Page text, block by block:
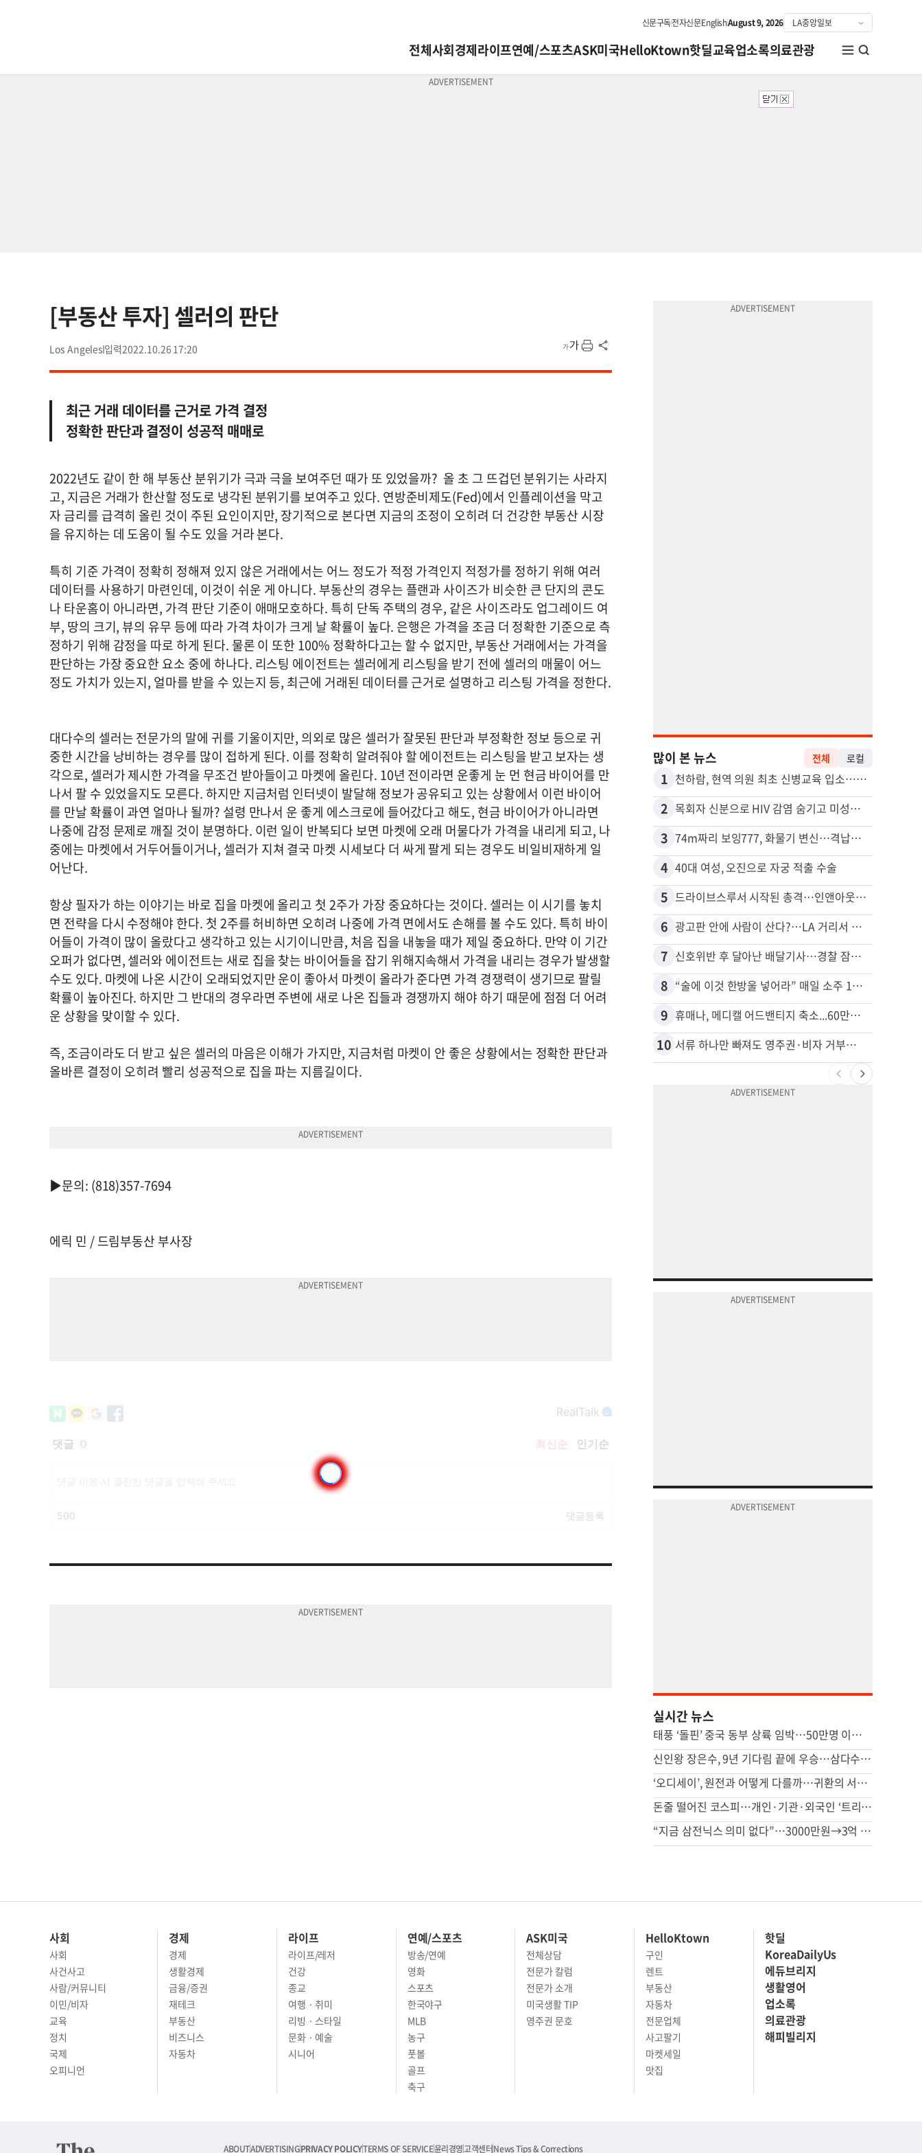
신문구독전자신문EnglishAugust 9, 2026
전체사회경제라이프연예/스포츠ASK미국HelloKtown핫딜교육업소록의료관광
[부동산 투자] 셀러의 판단
Los Angeles 2022.10.26 17:20
최근 거래 데이터를 근거로 가격 결정
정확한 판단과 결정이 성공적 매매로
2022년도 같이 한 해 부동산 분위기가 극과 극을 보여주던 때가 또 있었을까? 올 초 그 뜨겁던 분위기는 사라지
고, 지금은 거래가 한산할 정도로 냉각된 분위기를 보여주고 있다. 연방준비제도(Fed)에서 인플레이션을 막고
자 금리를 급격히 올린 것이 주된 요인이지만, 장기적으로 본다면 지금의 조정이 오히려 더 건강한 부동산 시장
을 유지하는 데 도움이 될 수도 있을 거라 본다.
특히 기준 가격이 정확히 정해져 있지 않은 거래에서는 어느 정도가 적정 가격인지 적정가를 정하기 위해 여러
데이터를 사용하기 마련인데, 이것이 쉬운 게 아니다. 부동산의 경우는 플랜과 사이즈가 비슷한 큰 단지의 콘도
나 타운홈이 아니라면, 가격 판단 기준이 애매모호하다. 특히 단독 주택의 경우, 같은 사이즈라도 업그레이드 여
부, 땅의 크기, 뷰의 유무 등에 따라 가격 차이가 크게 날 확률이 높다. 은행은 가격을 조금 더 정확한 기준으로 측
정하기 위해 감정을 따로 하게 된다. 물론 이 또한 100% 정확하다고는 할 수 없지만, 부동산 거래에서는 가격을
판단하는 가장 중요한 요소 중에 하나다. 리스팅 에이전트는 셀러에게 리스팅을 받기 전에 셀러의 매물이 어느
정도 가치가 있는지, 얼마를 받을 수 있는지 등, 최근에 거래된 데이터를 근거로 설명하고 리스팅 가격을 정한다.
대다수의 셀러는 전문가의 말에 귀를 기울이지만, 의외로 많은 셀러가 잘못된 판단과 부정확한 정보 등으로 귀
중한 시간을 낭비하는 경우를 많이 접하게 된다. 이를 정확히 알려줘야 할 에이전트는 리스팅을 받고 보자는 생
각으로, 셀러가 제시한 가격을 무조건 받아들이고 마켓에 올린다. 10년 전이라면 운좋게 눈 먼 현금 바이어를 만
나서 팔 수 있었을지도 모른다. 하지만 지금처럼 인터넷이 발달해 정보가 공유되고 있는 상황에서 이런 바이어
를 만날 확률이 과연 얼마나 될까? 설령 만나서 운 좋게 에스크로에 들어갔다고 해도, 현금 바이어가 아니라면
나중에 감정 문제로 깨질 것이 분명하다. 이런 일이 반복되다 보면 마켓에 오래 머물다가 가격을 내리게 되고, 나
중에는 마켓에서 거두어들이거나, 셀러가 지쳐 결국 마켓 시세보다 더 싸게 팔게 되는 경우도 비일비재하게 일
어난다.
항상 필자가 하는 이야기는 바로 집을 마켓에 올리고 첫 2주가 가장 중요하다는 것이다. 셀러는 이 시기를 놓치
면 전략을 다시 수정해야 한다. 첫 2주를 허비하면 오히려 나중에 가격 면에서도 손해를 볼 수도 있다. 특히 바이
어들이 가격이 많이 올랐다고 생각하고 있는 시기이니만큼, 처음 집을 내놓을 때가 제일 중요하다. 만약 이 기간
오퍼가 없다면, 셀러와 에이전트는 새로 집을 찾는 바이어들을 잡기 위해지속해서 가격을 내리는 경우가 발생할
수도 있다. 마켓에 나온 시간이 오래되었지만 운이 좋아서 마켓이 올라가 준다면 가격 경쟁력이 생기므로 팔릴
확률이 높아진다. 하지만 그 반대의 경우라면 주변에 새로 나온 집들과 경쟁까지 해야 하기 때문에 점점 더 어려
운 상황을 맞이할 수 있다.
즉, 조금이라도 더 받고 싶은 셀러의 마음은 이해가 가지만, 지금처럼 마켓이 안 좋은 상황에서는 정확한 판단과
올바른 결정이 오히려 빨리 성공적으로 집을 파는 지름길이다.
▶문의: (818)357-7694
에릭 민 / 드림부동산 부사장
많이 본 뉴스 전체 로컬
1 천하람, 현역 의원 최초 신병교육 입소…논산서 2박3일 생활
2 목회자 신분으로 HIV 감염 숨기고 미성년자와 성관계
3 74m짜리 보잉777, 화물기 변신…격납고서 ‘보물’ 찾는 인천공항
4 40대 여성, 오진으로 자궁 적출 수술
5 드라이브스루서 시작된 총격…인앤아웃 참사 영상 공개
6 광고판 안에 사람이 산다?…LA 거리서 화제
7 신호위반 후 달아난 배달기사…경찰 잠복해 잡고보니 ‘반전’
8 “술에 이것 한방울 넣어라” 매일 소주 1병 까는 91세의 철칙
9 휴매나, 메디캘 어드밴티지 축소...60만명 플랜 상실 위기
10 서류 하나만 빠져도 영주권·비자 거부…심사관 재량권 대폭 확대
실시간 뉴스
태풍 ‘돌핀’ 중국 동부 상륙 임박…50만명 이상 대피
신인왕 장은수, 9년 기다림 끝에 우승…삼다수 마스터스 정상
‘오디세이’, 원전과 어떻게 다를까…귀환의 서사 對 성찰의 서사
돈줄 떨어진 코스피…개인·기관·외국인 ‘트리플 자금’ 모두 줄었다
“지금 삼전닉스 의미 없다”…3000만원→3억 된다는 이 종목
사회
사회
사건사고
사람/커뮤니티
이민/비자
교육
정치
국제
오피니언
경제
경제
생활경제
금융/증권
재테크
부동산
비즈니스
자동차
라이프
라이프/레저
건강
종교
여행 · 취미
리빙 · 스타일
문화 · 예술
시니어
연예/스포츠
방송/연예
영화
스포츠
한국야구
MLB
농구
풋볼
골프
축구
ASK미국
전체상담
전문가 칼럼
전문가 소개
미국생활 TIP
영주권 문호
HelloKtown
구인
렌트
부동산
자동차
전문업체
사고팔기
마켓세일
맛집
핫딜
KoreaDailyUs
에듀브리지
생활영어
업소록
의료관광
해피빌리지
ABOUTADVERTISINGPRIVACY POLICYTERMS OF SERVICE윤리경영고객센터News Tips & Corrections